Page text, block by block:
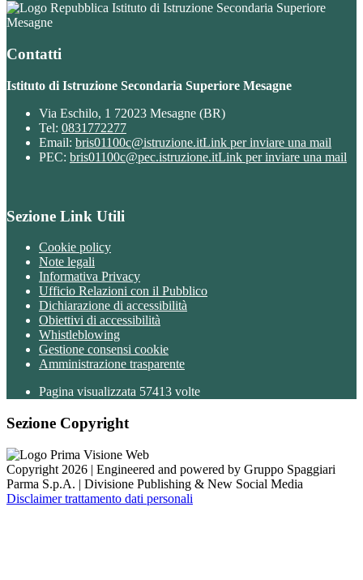
Istituto di Istruzione Secondaria Superiore
Mesagne
Contatti
Istituto di Istruzione Secondaria Superiore Mesagne
Via Eschilo, 1 72023 Mesagne (BR)
Tel: 0831772277
Email: bris01100c@istruzione.itLink per inviare una mail
PEC: bris01100c@pec.istruzione.itLink per inviare una mail
Sezione Link Utili
Cookie policy
Note legali
Informativa Privacy
Ufficio Relazioni con il Pubblico
Dichiarazione di accessibilità
Obiettivi di accessibilità
Whistleblowing
Gestione consensi cookie
Amministrazione trasparente
Pagina visualizzata 57413 volte
Sezione Copyright
Copyright 2026 | Engineered and powered by Gruppo Spaggiari
Parma S.p.A. | Divisione Publishing & New Social Media
Disclaimer trattamento dati personali